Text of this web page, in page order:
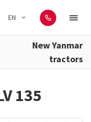
EN
New Yanmar
tractors
135